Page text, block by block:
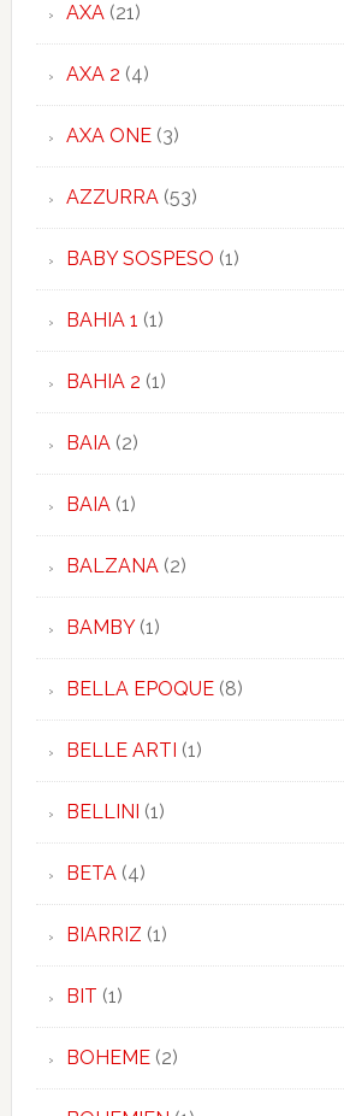
AXA(21)
AXA 2 (4)
AXA ONE(3)
AZZURRA(53)
BABY SOSPESO (1)
BAHIA 1 (1)
BAHIA 2 (1)
BAIA(2)
BAIA(1)
BALZANA(2)
BAMBY(1)
BELLA EPOQUE(8)
BELLE ARTI (1)
BELLINI (1)
BETA(4)
BIARRIZ (1)
BIT (1)
BOHEME(2)